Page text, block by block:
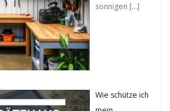
sonnigen […]
Wie schütze ich